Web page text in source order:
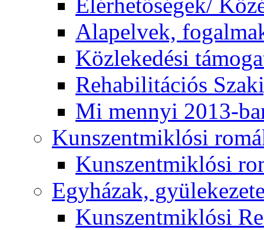
Alapelvek,
Közlekedési
Rehabilitációs
Mi mennyi 2013-
Kunszentmiklósi
Kunszentmiklósi
Egyházak,
Kunszentmiklósi